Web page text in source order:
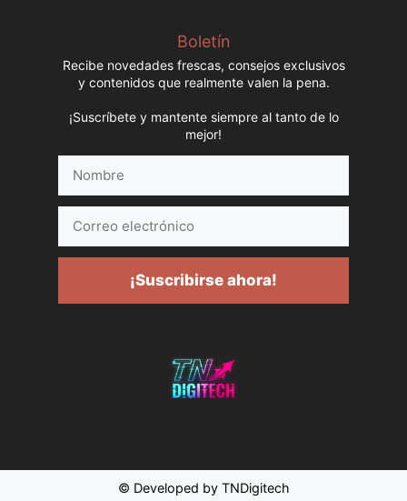
Boletín
Recibe novedades frescas, consejos exclusivos
y contenidos que realmente valen la pena.
¡Suscríbete y mantente siempre al tanto de lo
mejor!
electrónico
¡Suscribirse ahora!